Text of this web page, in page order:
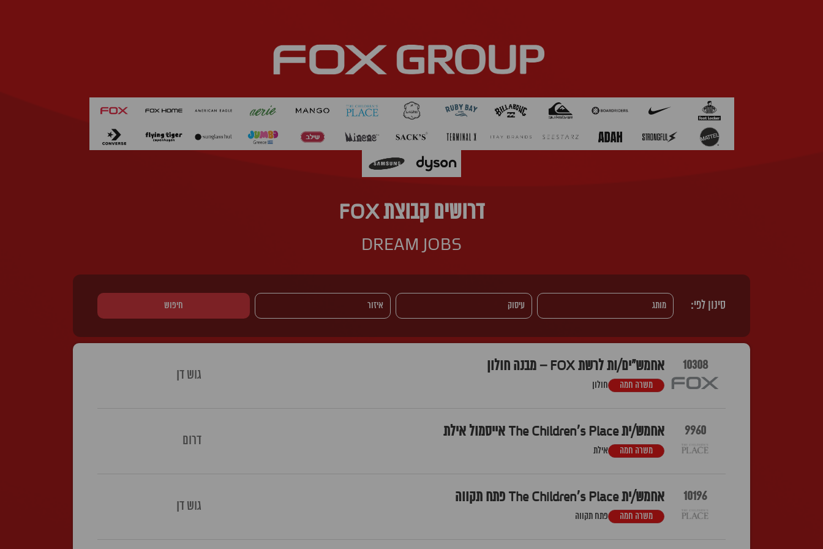
דרושים קבוצת FOX
DREAM JOBS
סינון לפי: חיפוש
10308 אחמש"ים/ות לרשת FOX – מבנה חולון
חולון משרה חמה
גוש דן
9960 אחמש/ית The Children's Place אייסמול אילת
אילת משרה חמה
דרום
10196 אחמש/ית The Children's Place פתח תקווה
פתח תקווה משרה חמה
גוש דן